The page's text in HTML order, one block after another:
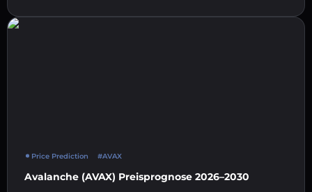
Price Prediction #AVAX
Avalanche (AVAX) Preisprognose 2026–2030